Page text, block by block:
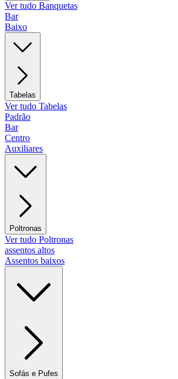
Ver tudo Banquetas
Bar
Baixo
Tabelas
Ver tudo Tabelas
Padrão
Bar
Centro
Auxiliares
Poltronas
Ver tudo Poltronas
assentos altos
Assentos baixos
Sofás e Pufes